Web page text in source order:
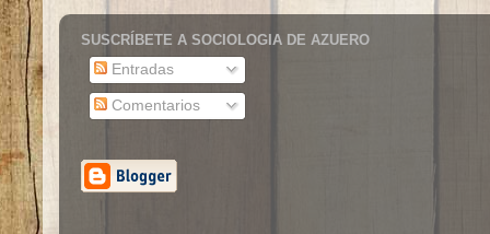
SUSCRÍBETE A SOCIOLOGIA DE AZUERO
Entradas
Comentarios